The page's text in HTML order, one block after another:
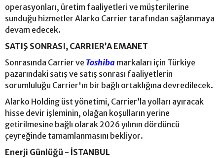
operasyonları, üretim faaliyetleri ve müşterilerine
sunduğu hizmetler Alarko Carrier tarafından sağlanmaya
devam edecek.
SATIŞ SONRASI, CARRIER’A EMANET
Sonrasında Carrier ve Toshiba markaları için Türkiye
pazarındaki satış ve satış sonrası faaliyetlerin
sorumluluğu Carrier'ın bir bağlı ortaklığına devredilecek.
Alarko Holding üst yönetimi, Carrier’la yolları ayıracak
hisse devir işleminin, olağan koşulların yerine
getirilmesine bağlı olarak 2026 yılının dördüncü
çeyreğinde tamamlanmasını bekliyor.
Enerji Günlüğü - İSTANBUL